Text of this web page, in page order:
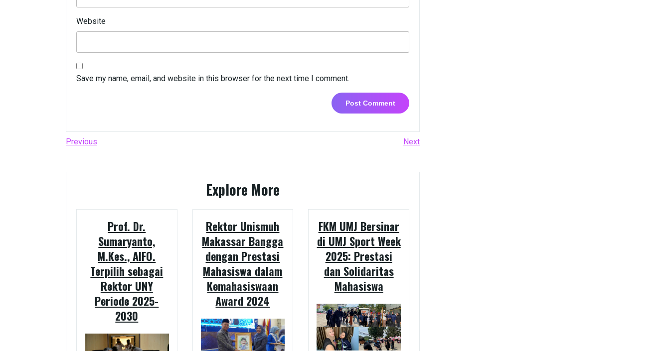
Website
Save my name, email, and website in this browser for the next time I comment.
Post
Previous
Previous
Next
Next
Explore More
Prof. Dr.
Sumaryanto,
M.Kes., AIFO.
Terpilih sebagai
Rektor UNY
Periode 2025-
2030
Rektor Unismuh
Makassar Bangga
dengan Prestasi
Mahasiswa dalam
Kemahasiswaan
Award 2024
FKM UMJ Bersinar
di UMJ Sport Week
2025: Prestasi
dan Solidaritas
Mahasiswa